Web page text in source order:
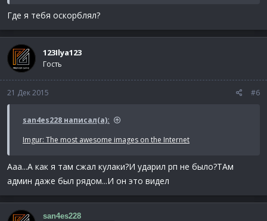
Где я тебя оскорблял?
123Ilya123
Гость
21 Дек 2015 #6
san4es228 написал(а):
Imgur: The most awesome images on the Internet
Ааа...А как я там сжал кулаки?И ударил рп не было?ТАм
админ даже был рядом...И он это видел
san4es228